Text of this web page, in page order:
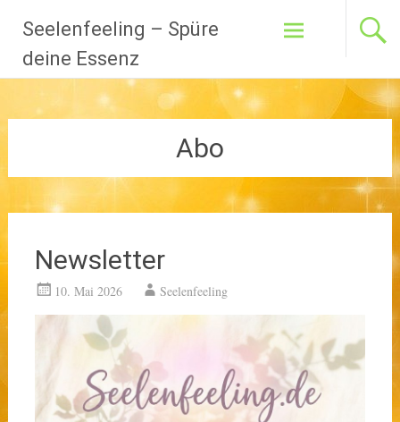
Inhalt
springen
Seelenfeeling – Spüre
deine Essenz
Abo
Newsletter
10. Mai 2026 Seelenfeeling